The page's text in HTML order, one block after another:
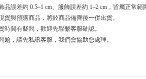
誤差約 0.5–1 cm、服飾誤差約 1–2 cm，皆屬正常範
與預購商品，將於商品備齊後一併出貨。
間有疑問，歡迎先聯繫客服確認。
，請先私訊客服，我們會協助您處理。